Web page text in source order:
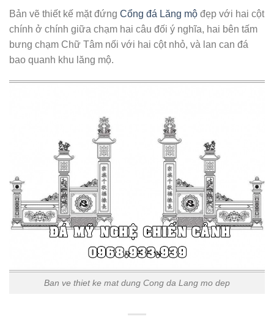
Bản vẽ thiết kế mặt đứng Cổng đá Lăng mộ đẹp với hai cột
chính ở chính giữa chạm hai câu đối ý nghĩa, hai bên tấm
bưng chạm Chữ Tâm nối với hai cột nhỏ, và lan can đá
bao quanh khu lăng mộ.
Ban ve thiet ke mat dung Cong da Lang mo dep